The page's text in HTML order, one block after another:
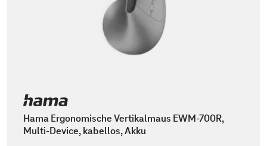
Hama Ergonomische Vertikalmaus EWM-700R,
Multi-Device, kabellos, Akku